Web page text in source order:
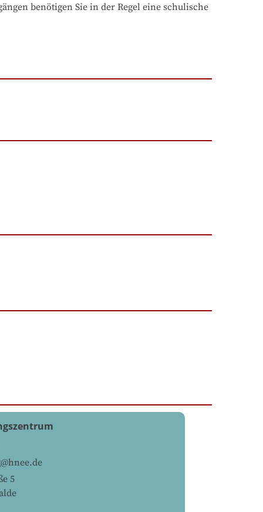
benötigen Sie in der Regel eine schulische
5